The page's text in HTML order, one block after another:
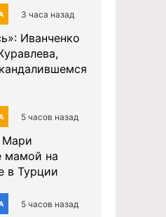
3 часа назад
Иванченко
5 часов назад
Мари
мамой на
в Турции
5 часов назад